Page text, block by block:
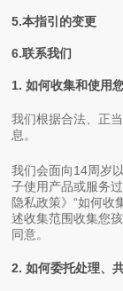
5.本指引的变更
6.联系我们
1. 如何收集和使用
我们根据合法、正
息。
我们会面向14周岁
子使用产品或服务
隐私政策》“如何收
述收集范围收集您
同意。
2. 如何委托处理、